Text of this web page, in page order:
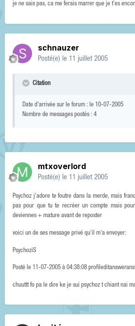
je ne sais pas, ca me ferais marrer que je t'es
schnauzer
Posté(e) le 11 juillet 2005
Citation
Date d'arrivée sur le forum : le 10-07-2005
Nombre de messages postés : 4
mtxoverlord
Posté(e) le 11 juillet 2005
Psychoz j'adore te foutre dans la merde, mais
pas pour que tu te recréer un compte mais
deviennes + mature avant de reposter
voici un de ses message privé qu'il m'a envoyer:
PsychoziS
Posté le 11-07-2005 à 04:38:08
chuuttt fo pa le dire ke je sui psychoz t chiant nai